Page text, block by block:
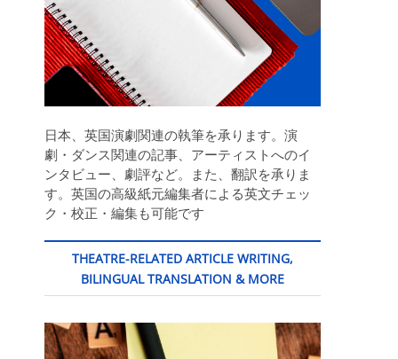
日本、英国演劇関連の執筆を承ります。演
劇・ダンス関連の記事、アーティストへのイ
ンタビュー、劇評など。また、翻訳を承りま
す。英国の高級紙元編集者による英文チェッ
ク・校正・編集も可能です
THEATRE-RELATED ARTICLE WRITING,
BILINGUAL TRANSLATION & MORE